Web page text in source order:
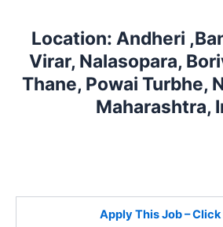
Location: Andheri
Virar, Nalasopara,
Thane, Powai Turbhe,
Maharashtra,
Apply This Job – Click